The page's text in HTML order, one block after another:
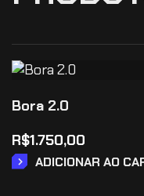
Bora 2.0
R$1.750,00
ADICIONAR AO